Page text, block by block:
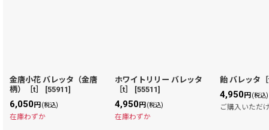
金唐小花 バレッタ（金唐
柄）［t］
[55911]
6,050円(税込)
在庫わずか
ホワイトリリー バレッタ
［t］
[55511]
4,950円(税込)
在庫わずか
飴 バレッタ
4,950円(税込)
ご購入いただ